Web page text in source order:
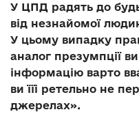
У ЦПД радять до
від незнайомої
У цьому випадку
аналог презумпції
інформацію варто
ви їїі ретельно не
джерелах».